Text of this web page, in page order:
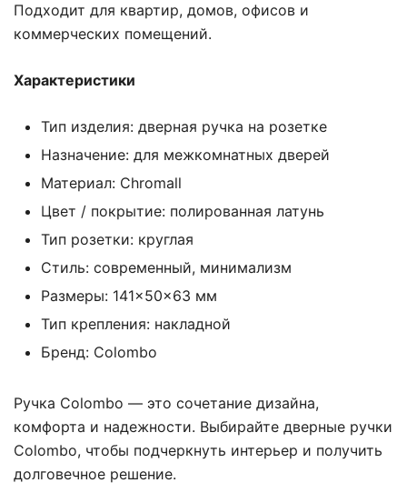
Подходит для квартир, домов, офисов и
коммерческих помещений.
Характеристики
Тип изделия: дверная ручка на розетке
Назначение: для межкомнатных дверей
Материал: Chromall
Цвет / покрытие: полированная латунь
Тип розетки: круглая
Стиль: современный, минимализм
Размеры: 141×50×63 мм
Тип крепления: накладной
Бренд: Colombo
Ручка Colombo — это сочетание дизайна,
комфорта и надежности. Выбирайте дверные ручки
Colombo, чтобы подчеркнуть интерьер и получить
долговечное решение.